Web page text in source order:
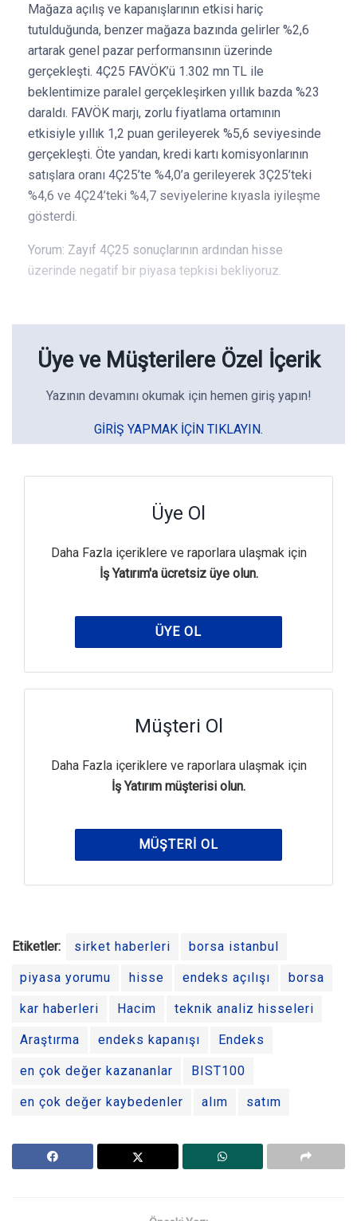
Mağaza açılış ve kapanışlarının etkisi hariç
tutulduğunda, benzer mağaza bazında gelirler %2,6
artarak genel pazar performansının üzerinde
gerçekleşti. 4Ç25 FAVÖK’ü 1.302 mn TL ile
beklentimize paralel gerçekleşirken yıllık bazda %23
daraldı. FAVÖK marjı, zorlu fiyatlama ortamının
etkisiyle yıllık 1,2 puan gerileyerek %5,6 seviyesinde
gerçekleşti. Öte yandan, kredi kartı komisyonlarının
satışlara oranı 4Ç25’te %4,0’a gerileyerek 3Ç25’teki
%4,6 ve 4Ç24’teki %4,7 seviyelerine kıyasla iyileşme
gösterdi.
Yorum: Zayıf 4Ç25 sonuçlarının ardından hisse
üzerinde negatif bir piyasa tepkisi bekliyoruz.
Üye ve Müşterilere Özel İçerik
Yazının devamını okumak için hemen giriş yapın!
GIRIŞ YAPMAK IÇIN TIKLAYIN.
Üye Ol
Daha Fazla içeriklere ve raporlara ulaşmak için
İş Yatırım'a ücretsiz üye olun.
ÜYE OL
Müşteri Ol
Daha Fazla içeriklere ve raporlara ulaşmak için
İş Yatırım müşterisi olun.
MÜŞTERI OL
Etiketler: sirket haberleri borsa istanbul
piyasa yorumu hisse endeks açılışı borsa
kar haberleri Hacim teknik analiz hisseleri
Araştırma endeks kapanışı Endeks
en çok değer kazananlar BIST100
en çok değer kaybedenler alım satım